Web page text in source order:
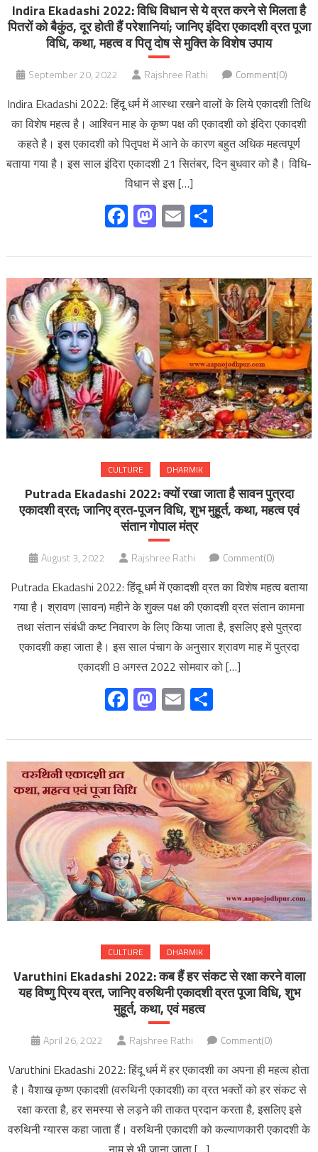
Indira Ekadashi 2022: विधि विधान से ये व्रत करने से मिलता है
पितरों को बैकुंठ, दूर होती हैं परेशानियां; जानिए इंदिरा एकादशी व्रत पूजा
विधि, कथा, महत्व व पितृ दोष से मुक्ति के विशेष उपाय
September 20, 2022 Rajshree Rathi Comment(0)
Indira Ekadashi 2022: हिंदू धर्म में आस्था रखने वालों के लिये एकादशी तिथि
का विशेष महत्व है। आश्विन माह के कृष्ण पक्ष की एकादशी को इंदिरा एकादशी
कहते है। इस एकादशी को पितृपक्ष में आने के कारण बहुत अधिक महत्वपूर्ण
बताया गया है। इस साल इंदिरा एकादशी 21 सितंबर, दिन बुधवार को है। विधि-
विधान से इस […]
Facebook
Mastodon
Email
CULTURE DHARMIK
Putrada Ekadashi 2022: क्यों रखा जाता है सावन पुत्रदा
एकादशी व्रत; जानिए व्रत-पूजन विधि, शुभ मुहूर्त, कथा, महत्व एवं
संतान गोपाल मंत्र
August 3, 2022 Rajshree Rathi Comment(0)
Putrada Ekadashi 2022: हिंदू धर्म में एकादशी व्रत का विशेष महत्व बताया
गया है। श्रावण (सावन) महीने के शुक्ल पक्ष की एकादशी व्रत संतान कामना
तथा संतान संबंधी कष्ट निवारण के लिए किया जाता है, इसलिए इसे पुत्रदा
एकादशी कहा जाता है। इस साल पंचाग के अनुसार श्रावण माह में पुत्रदा
एकादशी 8 अगस्त 2022 सोमवार को […]
Facebook
Mastodon
Email
CULTURE DHARMIK
Varuthini Ekadashi 2022: कब हैं हर संकट से रक्षा करने वाला
यह विष्णु प्रिय व्रत, जानिए वरुथिनी एकादशी व्रत पूजा विधि, शुभ
मुहूर्त, कथा, एवं महत्व
April 26, 2022 Rajshree Rathi Comment(0)
Varuthini Ekadashi 2022: हिंदू धर्म में हर एकादशी का अपना ही महत्व होता
है। वैशाख कृष्ण एकादशी (वरुथिनी एकादशी) का व्रत भक्तों को हर संकट से
रक्षा करता है, हर समस्या से लड़ने की ताकत प्रदान करता है, इसलिए इसे
वरुथिनी ग्यारस कहा जाता हैं। वरुथिनी एकादशी को कल्याणकारी एकादशी के